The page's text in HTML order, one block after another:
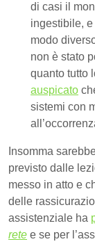
di casi il
ingestibile,
modo
non è stato
quanto tutto
auspicato
sistemi con
Insomma
previsto dalle
messo in atto e
delle
assistenziale ha
rete e se per